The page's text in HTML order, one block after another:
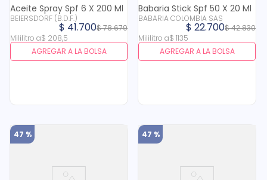
Aceite Spray Spf 6 X 200 Ml
BEIERSDORF (B.D.F.)
$78.679
$ 41.700
Mililitro a$ 208,5
AGREGAR A LA BOLSA
Babaria Stick Spf 50 X 20 Ml
BABARIA COLOMBIA SAS
$42.830
$ 22.700
Mililitro a$ 1135
AGREGAR A LA BOLSA
47 % 47 %